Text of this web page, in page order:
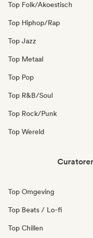
Top Folk/Akoestisch
Top Hiphop/Rap
Top Jazz
Top Metaal
Top Pop
Top R&B/Soul
Top Rock/Punk
Top Wereld
Top Omgeving
Top Beats / Lo-fi
Top Chillen